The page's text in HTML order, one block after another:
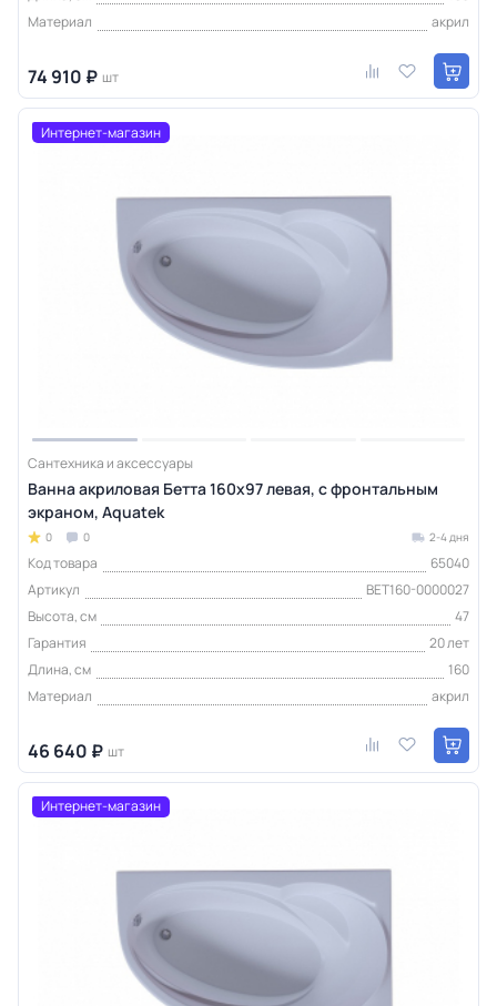
Материал
акрил
74 910 ₽ шт
Интернет-магазин
Сантехника и аксессуары
Ванна акриловая Бетта 160х97 левая, с фронтальным
экраном, Aquatek
0 0 2-4 дня
Код товара
65040
Артикул
BET160-0000027
Высота, см
47
Гарантия
20 лет
Длина, см
160
Материал
акрил
46 640 ₽ шт
Интернет-магазин